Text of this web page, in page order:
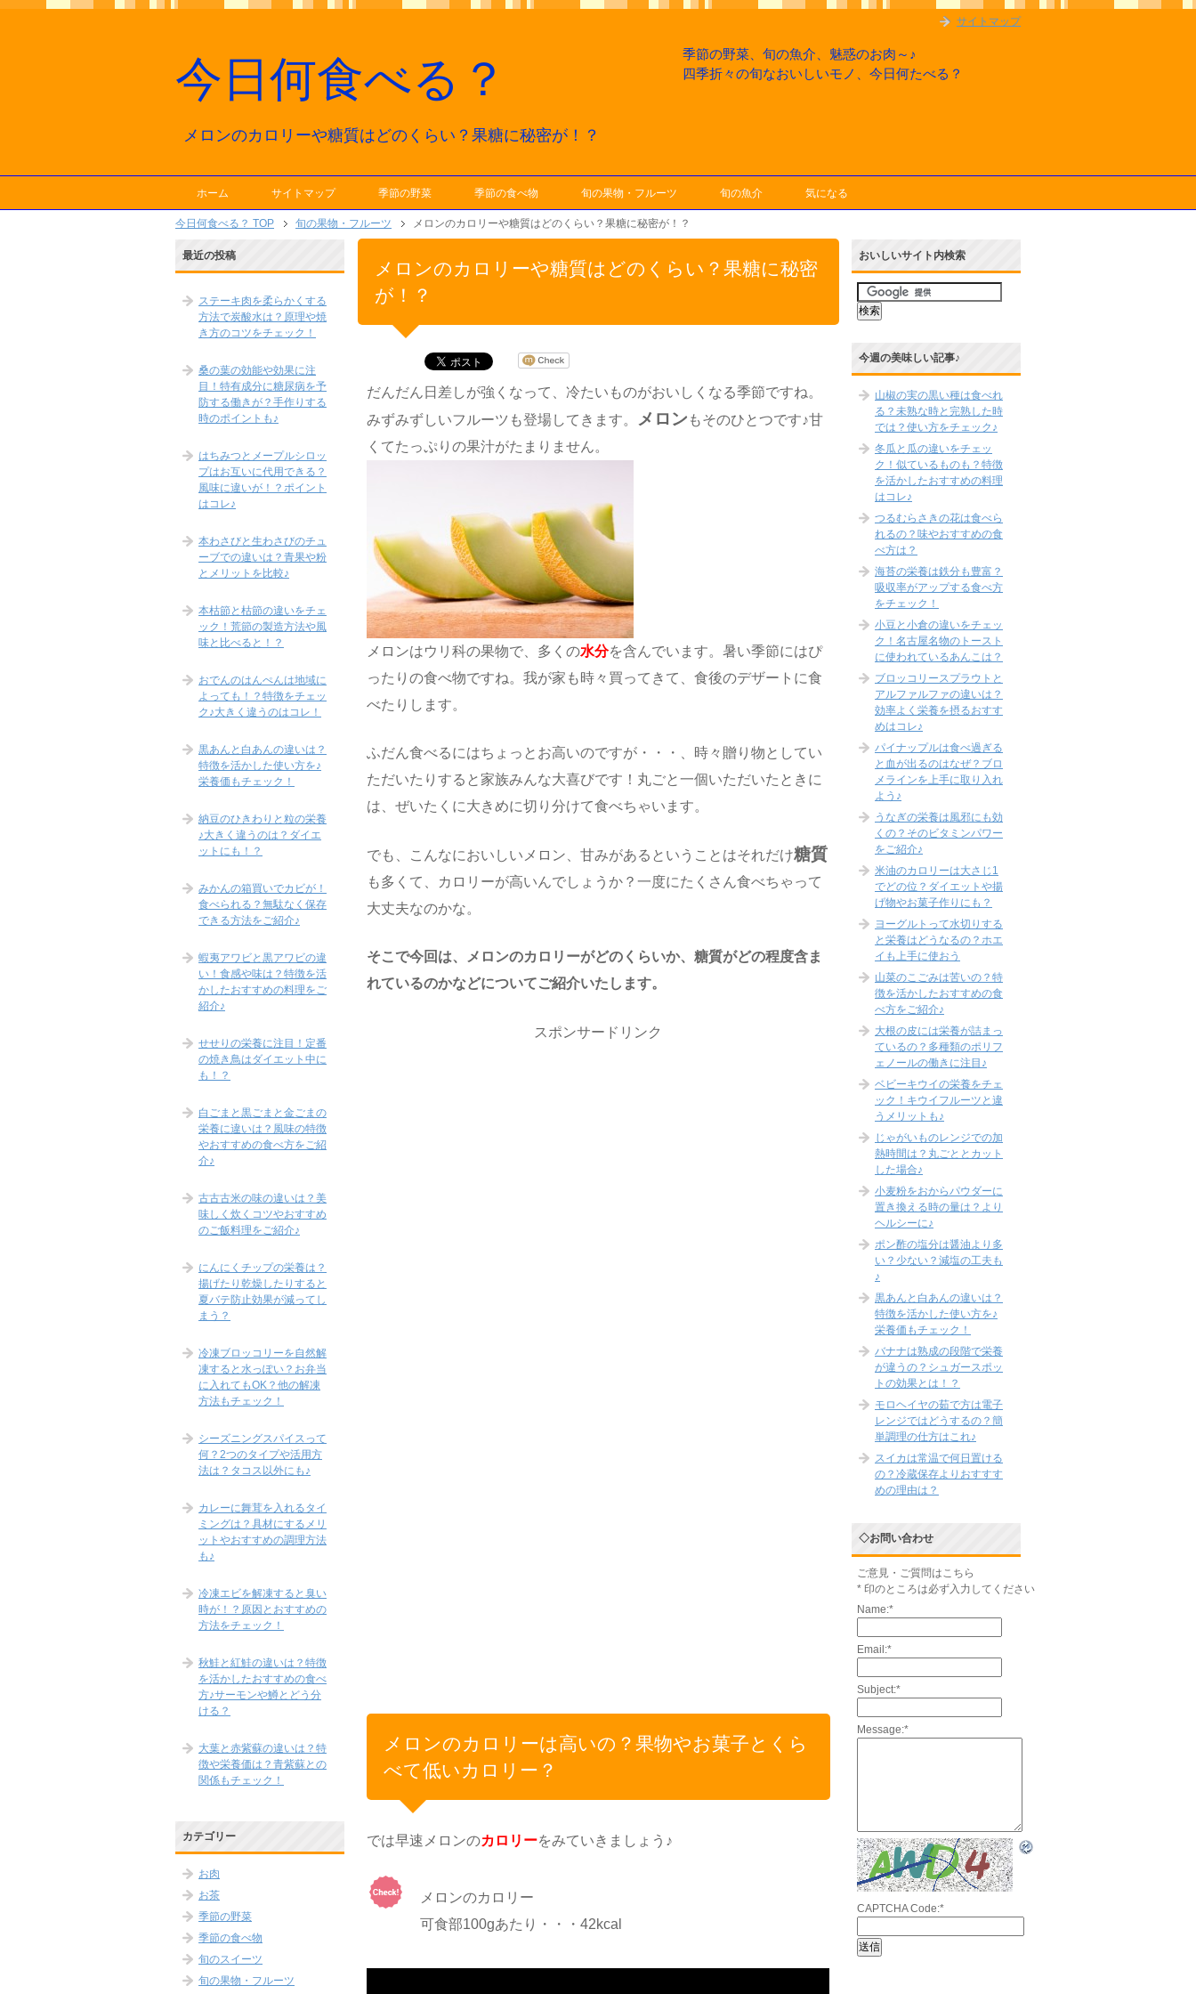
今日何食べる？
メロンのカロリーや糖質はどのくらい？果糖に秘密が！？
季節の野菜、旬の魚介、魅惑のお肉～♪
四季折々の旬なおいしいモノ、今日何たべる？
ホーム サイトマップ 季節の野菜 季節の食べ物 旬の果物・フルーツ 旬の魚介 気になる
今日何食べる？ TOP 旬の果物・フルーツ メロンのカロリーや糖質はどのくらい？果糖に秘密が！？
メロンのカロリーや糖質はどのくらい？果糖に秘密
が！？
だんだん日差しが強くなって、冷たいものがおいしくなる季節ですね。
みずみずしいフルーツも登場してきます。
メロン もそのひとつです♪甘
くてたっぷりの果汁がたまりません。
メロンはウリ科の果物で、多くの水分を含んでいます。暑い季節にはぴ
ったりの食べ物ですね。我が家も時々買ってきて、食後のデザートに食
べたりします。
ふだん食べるにはちょっとお高いのですが・・・、時々贈り物としてい
ただいたりすると家族みんな大喜びです！丸ごと一個いただいたときに
は、ぜいたくに大きめに切り分けて食べちゃいます。
でも、こんなにおいしいメロン、甘みがあるということはそれだけ糖質
も多くて、カロリーが高いんでしょうか？一度にたくさん食べちゃって
大丈夫なのかな。
そこで今回は、メロンのカロリーがどのくらいか、糖質がどの程度含ま
れているのかなどについてご紹介いたします。
スポンサードリンク
メロンのカロリーは高いの？果物やお菓子とくら
べて低いカロリー？
では早速メロンのカロリーをみていきましょう♪
メロンのカロリー
可食部100gあたり・・・42kcal
最近の投稿
ステーキ肉を柔らかくする
方法で炭酸水は？原理や焼
き方のコツをチェック！
桑の葉の効能や効果に注
目！特有成分に糖尿病を予
防する働きが？手作りする
時のポイントも♪
はちみつとメープルシロッ
プはお互いに代用できる？
風味に違いが！？ポイント
はコレ♪
本わさびと生わさびのチュ
ーブでの違いは？青果や粉
とメリットを比較♪
本枯節と枯節の違いをチェ
ック！荒節の製造方法や風
味と比べると！？
おでんのはんぺんは地域に
よっても！？特徴をチェッ
ク♪大きく違うのはコレ！
黒あんと白あんの違いは？
特徴を活かした使い方を♪
栄養価もチェック！
納豆のひきわりと粒の栄養
♪大きく違うのは？ダイエ
ットにも！？
みかんの箱買いでカビが！
食べられる？無駄なく保存
できる方法をご紹介♪
蝦夷アワビと黒アワビの違
い！食感や味は？特徴を活
かしたおすすめの料理をご
紹介♪
せせりの栄養に注目！定番
の焼き鳥はダイエット中に
も！？
白ごまと黒ごまと金ごまの
栄養に違いは？風味の特徴
やおすすめの食べ方をご紹
介♪
古古古米の味の違いは？美
味しく炊くコツやおすすめ
のご飯料理をご紹介♪
にんにくチップの栄養は？
揚げたり乾燥したりすると
夏バテ防止効果が減ってし
まう？
冷凍ブロッコリーを自然解
凍すると水っぽい？お弁当
に入れてもOK？他の解凍
方法もチェック！
シーズニングスパイスって
何？2つのタイプや活用方
法は？タコス以外にも♪
カレーに舞茸を入れるタイ
ミングは？具材にするメリ
ットやおすすめの調理方法
も♪
冷凍エビを解凍すると臭い
時が！？原因とおすすめの
方法をチェック！
秋鮭と紅鮭の違いは？特徴
を活かしたおすすめの食べ
方♪サーモンや鱒とどう分
ける？
大葉と赤紫蘇の違いは？特
徴や栄養価は？青紫蘇との
関係もチェック！
カテゴリー
お肉
お茶
季節の野菜
季節の食べ物
旬のスイーツ
旬の果物・フルーツ
おいしいサイト内検索
今週の美味しい記事♪
山椒の実の黒い種は食べれ
る？未熟な時と完熟した時
では？使い方をチェック♪
冬瓜と瓜の違いをチェッ
ク！似ているものも？特徴
を活かしたおすすめの料理
はコレ♪
つるむらさきの花は食べら
れるの？味やおすすめの食
べ方は？
海苔の栄養は鉄分も豊富？
吸収率がアップする食べ方
をチェック！
小豆と小倉の違いをチェッ
ク！名古屋名物のトースト
に使われているあんこは？
ブロッコリースプラウトと
アルファルファの違いは？
効率よく栄養を摂るおすす
めはコレ♪
パイナップルは食べ過ぎる
と血が出るのはなぜ？ブロ
メラインを上手に取り入れ
よう♪
うなぎの栄養は風邪にも効
くの？そのビタミンパワー
をご紹介♪
米油のカロリーは大さじ1
でどの位？ダイエットや揚
げ物やお菓子作りにも？
ヨーグルトって水切りする
と栄養はどうなるの？ホエ
イも上手に使おう
山菜のこごみは苦いの？特
徴を活かしたおすすめの食
べ方をご紹介♪
大根の皮には栄養が詰まっ
ているの？多種類のポリフ
ェノールの働きに注目♪
ベビーキウイの栄養をチェ
ック！キウイフルーツと違
うメリットも♪
じゃがいものレンジでの加
熱時間は？丸ごととカット
した場合♪
小麦粉をおからパウダーに
置き換える時の量は？より
ヘルシーに♪
ポン酢の塩分は醤油より多
い？少ない？減塩の工夫も
♪
黒あんと白あんの違いは？
特徴を活かした使い方を♪
栄養価もチェック！
バナナは熟成の段階で栄養
が違うの？シュガースポッ
トの効果とは！？
モロヘイヤの茹で方は電子
レンジではどうするの？簡
単調理の仕方はこれ♪
スイカは常温で何日置ける
の？冷蔵保存よりおすすす
めの理由は？
◇お問い合わせ
ご意見・ご質問はこちら
* 印のところは必ず入力してください
Name:*
Email:*
Subject:*
Message:*
CAPTCHA Code:*
サイトマップ